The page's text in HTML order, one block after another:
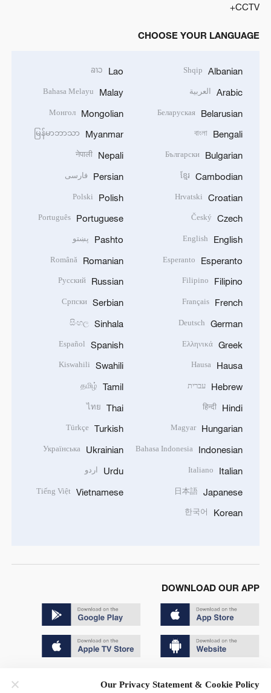
CCTV+
CHOOSE YOUR LANGUAGE
Albanian
Shqip
Arabic العربية
Belarusian
Беларуская
Bengali
বাংলা
Bulgarian
Български
Cambodian
ខ្មែរ
Croatian
Hrvatski
Czech
Český
English
English
Esperanto
Esperanto
Filipino
Filipino
French
Français
German
Deutsch
Greek
Ελληνικά
Hausa
Hausa
Hebrew עברית
Hindi
हिन्दी
Hungarian
Magyar
Indonesian
Bahasa Indonesia
Italian
Italiano
Japanese
日本語
Korean
한국어
Lao
ລາວ
Malay
Bahasa Melayu
Mongolian
Монгол
Myanmar
မြန်မာဘာသာ
Nepali
नेपाली
Persian فارسی
Polish
Polski
Portuguese
Português
Pashto پښتو
Romanian
Română
Russian
Русский
Serbian
Српски
Sinhala
සිංහල
Spanish
Español
Swahili
Kiswahili
Tamil
தமிழ்
Thai
ไทย
Turkish
Türkçe
Ukrainian
Українська
Urdu اردو
Vietnamese
Tiếng Việt
DOWNLOAD OUR APP
Our Privacy Statement & Cookie Policy